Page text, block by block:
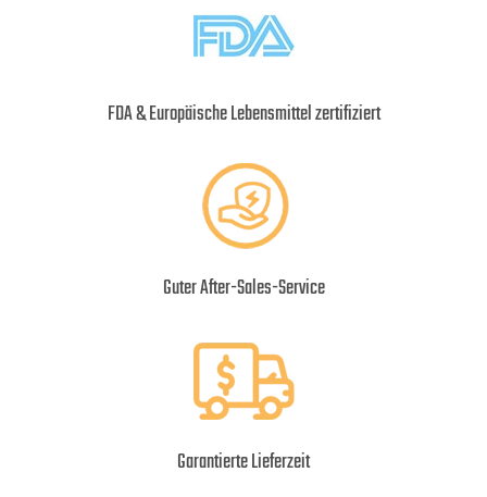
FDA & Europäische Lebensmittel zertifiziert
Guter After-Sales-Service
Garantierte Lieferzeit